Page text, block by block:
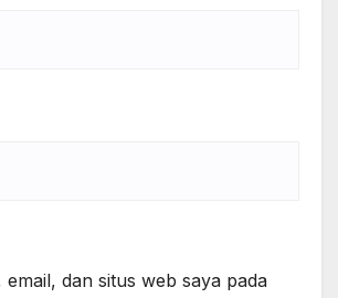
email, dan situs web saya pada